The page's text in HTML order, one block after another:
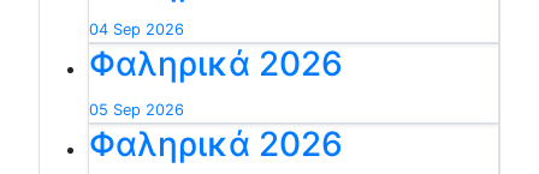
04 Sep 2026
Φαληρικά 2026
05 Sep 2026
Φαληρικά 2026